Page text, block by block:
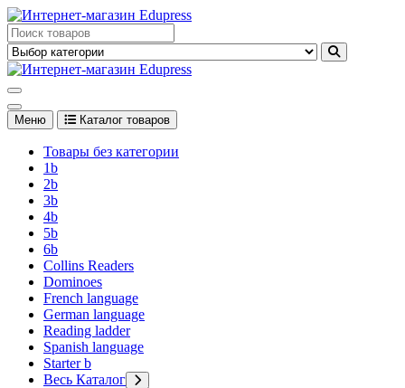
Перейти
к
содержимому
Edupress Uzbekistan, Edupress Узбекистан, книги, учебники на
английском языке
английском языке
Меню Каталог товаров
Товары без категории
1b
2b
3b
4b
5b
6b
Collins Readers
Dominoes
French language
German language
Reading ladder
Spanish language
Starter b
Весь Каталог